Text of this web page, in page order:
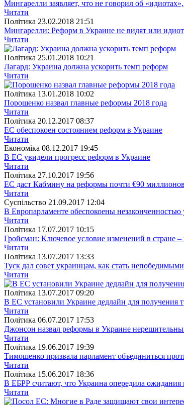
Мингарелли заявляет, что не говорил об
Читати
Полiтика 23.02.2018 21:51
Мингарелли: Реформ в Украине не видят или
Читати
Полiтика 25.01.2018 10:21
Лагард: Украина должна ускорить темп реформ
Читати
Полiтика 13.01.2018 10:02
Порошенко назвал главные реформы 2018 года
Читати
Полiтика 20.12.2017 08:37
ЕС обеспокоен состоянием реформ в Украине
Читати
Економіка 08.12.2017 19:45
В ЕС увидели прогресс реформ в Украине
Читати
Полiтика 27.10.2017 19:56
ЕС даст Кабмину на реформы почти €90 миллионов
Читати
Суспiльство 21.09.2017 12:04
В Европарламенте обеспокоены
Читати
Полiтика 17.07.2017 10:15
Гройсман: Ключевое условие изменений в стране –
Читати
Полiтика 13.07.2017 13:33
Туск дал совет украинцам, как стать непобедимыми
Читати
Полiтика 13.07.2017 09:20
В ЕС установили Украине дедлайн для получения
Читати
Полiтика 06.07.2017 17:53
Джонсон назвал реформы в Украине
Читати
Полiтика 19.06.2017 19:39
Тимошенко призвала парламент объединиться
Читати
Полiтика 15.06.2017 18:36
В ЕБРР считают, что Украина опередила ожидания
Читати